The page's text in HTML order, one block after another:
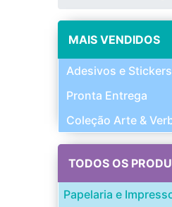
MAIS VENDIDOS
Adesivos e Stickers
Pronta Entrega
Coleção Arte &
TODOS OS
Papelaria e